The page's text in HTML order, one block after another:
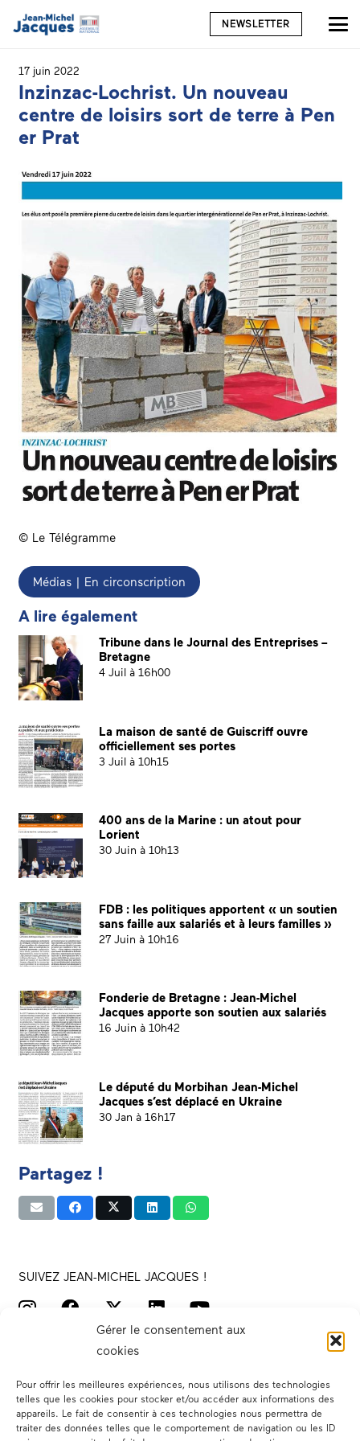
Gérer le consentement aux
cookies
Pour offrir les meilleures expériences, nous utilisons des technologies
telles que les cookies pour stocker et/ou accéder aux informations des
appareils. Le fait de consentir à ces technologies nous permettra de
traiter des données telles que le comportement de navigation ou les ID
NEWSLETTER
17 juin 2022
Inzinzac-Lochrist. Un nouveau
centre de loisirs sort de terre à Pen
er Prat
© Le Télégramme
Médias | En circonscription
A lire également
Tribune dans le Journal des Entreprises –
Bretagne
4 Juil à 16h00
La maison de santé de Guiscriff ouvre
officiellement ses portes
3 Juil à 10h15
400 ans de la Marine : un atout pour
Lorient
30 Juin à 10h13
FDB : les politiques apportent « un soutien
sans faille aux salariés et à leurs familles »
27 Juin à 10h16
Fonderie de Bretagne : Jean-Michel
Jacques apporte son soutien aux salariés
16 Juin à 10h42
Le député du Morbihan Jean-Michel
Jacques s’est déplacé en Ukraine
30 Jan à 16h17
Partagez !
SUIVEZ JEAN-MICHEL JACQUES !
Votre député